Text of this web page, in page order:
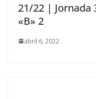
21/22 | Jornada
«B» 2
abril 6, 2022